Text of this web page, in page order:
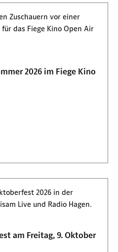
2026 im Fiege Kino
Freitag, 9. Oktober